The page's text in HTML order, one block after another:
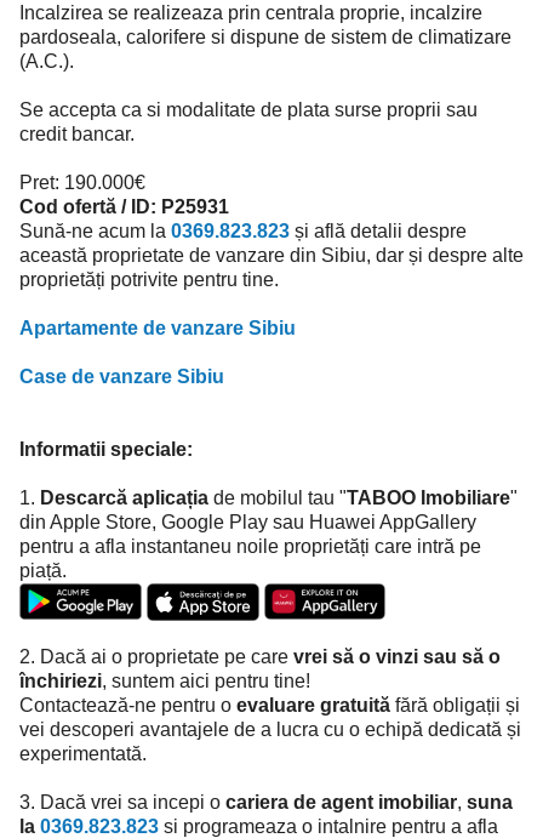
Incalzirea se realizeaza prin centrala proprie, incalzire
pardoseala, calorifere si dispune de sistem de climatizare
(A.C.).
Se accepta ca si modalitate de plata surse proprii sau
credit bancar.
Pret: 190.000€
Cod ofertă / ID: P25931
Sună-ne acum la 0369.823.823 și află detalii despre
această proprietate de vanzare din Sibiu, dar și despre alte
proprietăți potrivite pentru tine.
Apartamente de vanzare Sibiu
Case de vanzare Sibiu
Informatii speciale:
1. Descarcă aplicația de mobilul tau "TABOO Imobiliare"
din Apple Store, Google Play sau Huawei AppGallery
pentru a afla instantaneu noile proprietăți care intră pe
piață.
2. Dacă ai o proprietate pe care vrei să o vinzi sau să o
închiriezi, suntem aici pentru tine!
Contactează-ne pentru o evaluare gratuită fără obligații și
vei descoperi avantajele de a lucra cu o echipă dedicată și
experimentată.
3. Dacă vrei sa incepi o cariera de agent imobiliar, suna
la 0369.823.823 si programeaza o intalnire pentru a afla